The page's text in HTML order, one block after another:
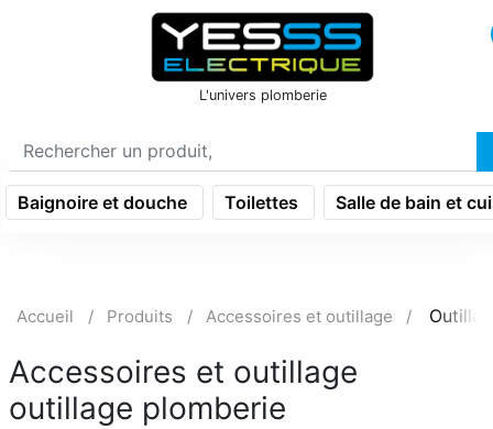
icon menu burger
L'univers plomberie
Baignoire et douche Toilettes Salle de bain et
Accueil Produits Accessoires et outillage
Accessoires et outillage
outillage plomberie